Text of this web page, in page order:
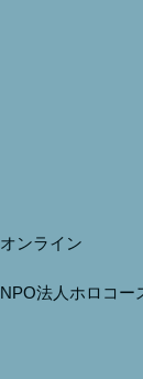
オンライン
NPO法人ホロコー